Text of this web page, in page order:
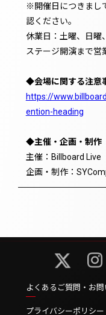
※開催日につきまし
認ください。
休業日：土曜、日曜
ステージ開演まで営
◆会場に関する注意
https://
ention-heading
◆主催・企画・制作
主催：Billboard Live
企画・制作：
よくあるご質問・お
プライバシーポリシー